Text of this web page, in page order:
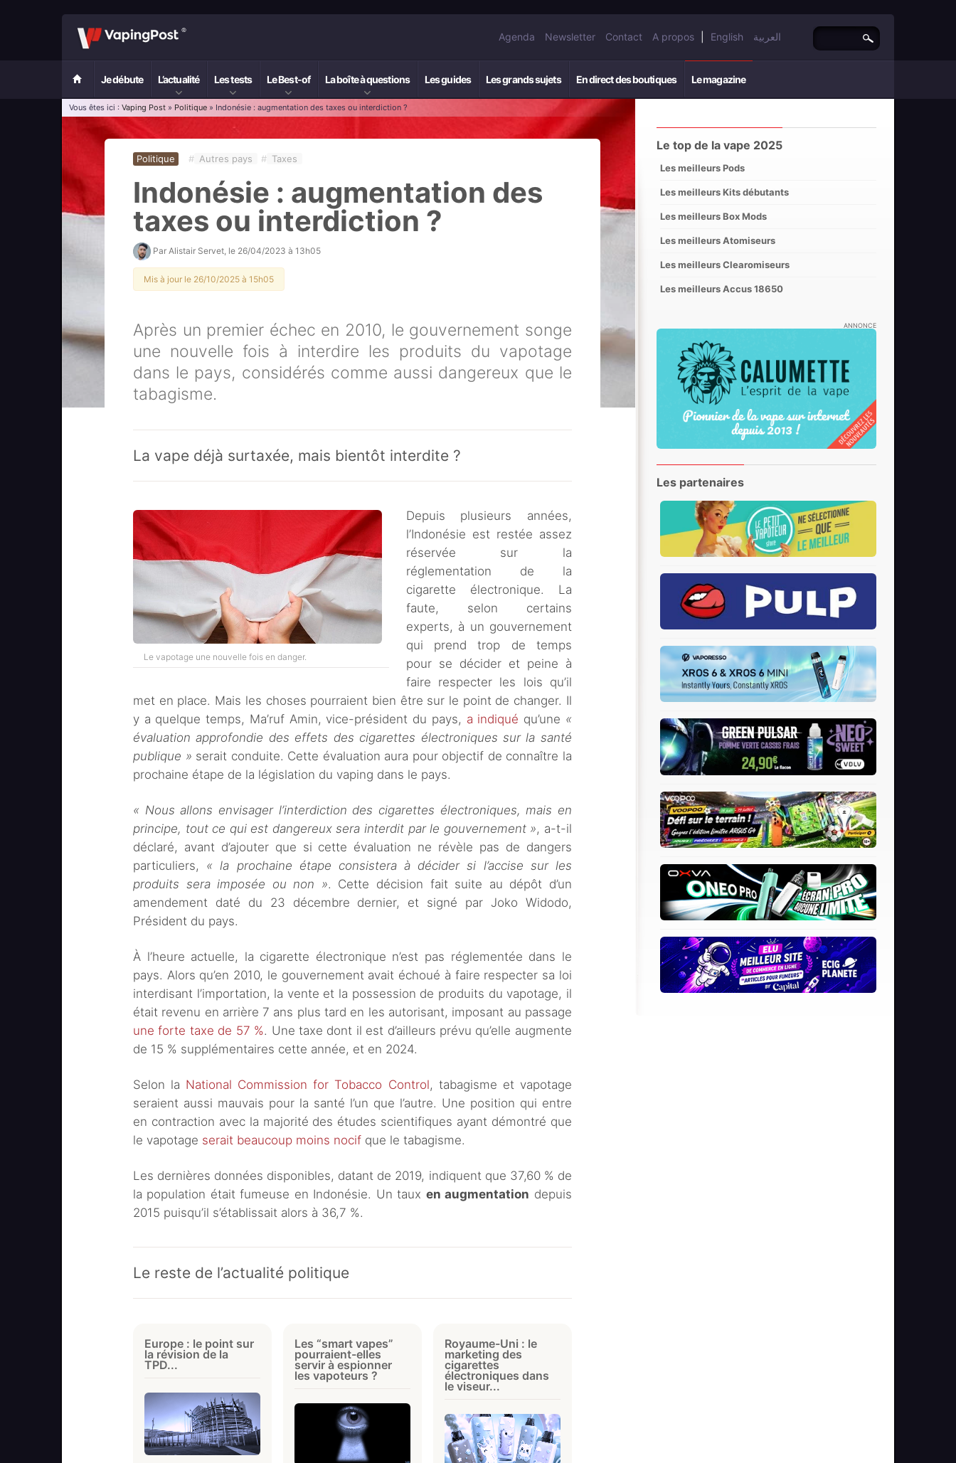
Agenda Newsletter Contact A propos English العربية
Je débute L’actualité Les tests Le Best-of La boîte à questions Les guides Les grands sujets En direct des boutiques Le magazine
Vous êtes ici : Vaping Post » Politique » Indonésie : augmentation des taxes ou interdiction ?
Politique # Autres pays # Taxes
Indonésie : augmentation des
taxes ou interdiction ?
Par Alistair Servet , le 26/04/2023 à 13h05
Mis à jour le 26/10/2025 à 15h05
Après un premier échec en 2010, le gouvernement songe
une nouvelle fois à interdire les produits du vapotage
dans le pays, considérés comme aussi dangereux que le
tabagisme.
La vape déjà surtaxée, mais bientôt interdite ?
Le vapotage une nouvelle fois en danger.
Depuis plusieurs années,
l’Indonésie est restée assez
réservée sur la
réglementation de la
cigarette électronique. La
faute, selon certains
experts, à un gouvernement
qui prend trop de temps
pour se décider et peine à
faire respecter les lois qu’il
met en place. Mais les choses pourraient bien être sur le point de changer. Il
y a quelque temps, Ma’ruf Amin, vice-président du pays, a indiqué qu’une «
évaluation approfondie des effets des cigarettes électroniques sur la santé
publique » serait conduite. Cette évaluation aura pour objectif de connaître la
prochaine étape de la législation du vaping dans le pays.
« Nous allons envisager l’interdiction des cigarettes électroniques, mais en
principe, tout ce qui est dangereux sera interdit par le gouvernement », a-t-il
déclaré, avant d’ajouter que si cette évaluation ne révèle pas de dangers
particuliers, « la prochaine étape consistera à décider si l’accise sur les
produits sera imposée ou non ». Cette décision fait suite au dépôt d’un
amendement daté du 23 décembre dernier, et signé par Joko Widodo,
Président du pays.
À l’heure actuelle, la cigarette électronique n’est pas réglementée dans le
pays. Alors qu’en 2010, le gouvernement avait échoué à faire respecter sa loi
interdisant l’importation, la vente et la possession de produits du vapotage, il
était revenu en arrière 7 ans plus tard en les autorisant, imposant au passage
une forte taxe de 57 %. Une taxe dont il est d’ailleurs prévu qu’elle augmente
de 15 % supplémentaires cette année, et en 2024.
Selon la National Commission for Tobacco Control, tabagisme et vapotage
seraient aussi mauvais pour la santé l’un que l’autre. Une position qui entre
en contraction avec la majorité des études scientifiques ayant démontré que
le vapotage serait beaucoup moins nocif que le tabagisme.
Les dernières données disponibles, datant de 2019, indiquent que 37,60 % de
la population était fumeuse en Indonésie. Un taux en augmentation depuis
2015 puisqu’il s’établissait alors à 36,7 %.
Le reste de l’actualité politique
Europe : le point sur
la révision de la
TPD...
Les “smart vapes”
pourraient-elles
servir à espionner
les vapoteurs ?
Royaume-Uni : le
marketing des
cigarettes
électroniques dans
le viseur...
Le top de la vape 2025
Les meilleurs Pods
Les meilleurs Kits débutants
Les meilleurs Box Mods
Les meilleurs Atomiseurs
Les meilleurs Clearomiseurs
Les meilleurs Accus 18650
ANNONCE
Les partenaires